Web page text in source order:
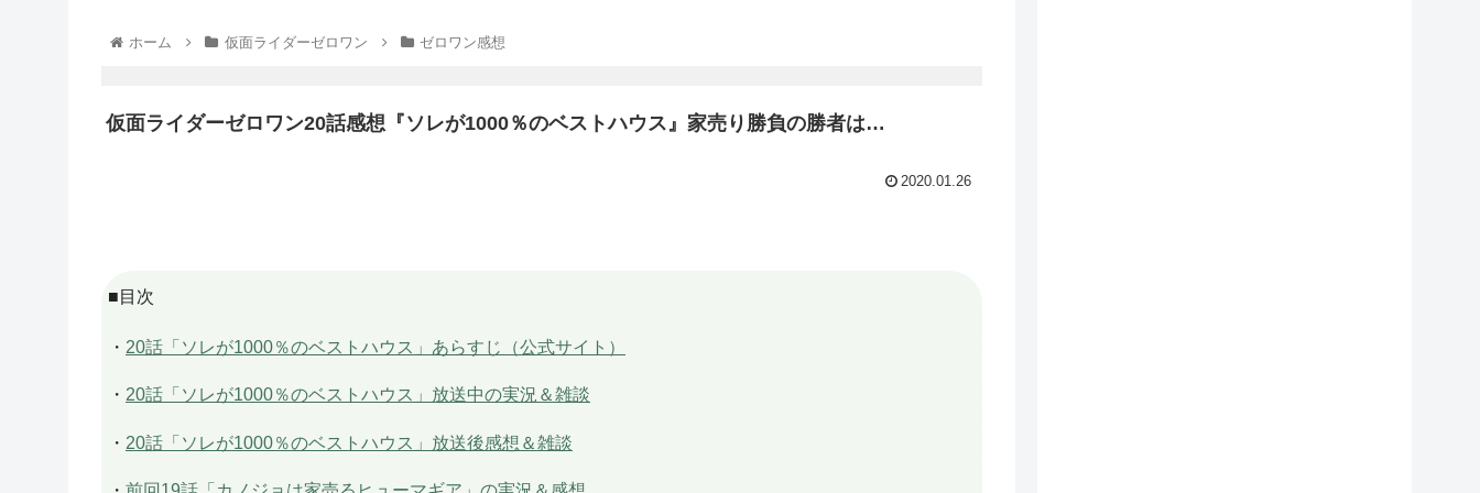
ホーム 仮面ライダーゼロワン ゼロワン感想
仮面ライダーゼロワン20話感想『ソレが1000％のベストハウス』家売り勝負の勝者は…
2020.01.26
■目次
・ 20話「ソレが1000％のベストハウス」あらすじ（公式サイト）
・ 20話「ソレが1000％のベストハウス」放送中の実況＆雑談
・ 20話「ソレが1000％のベストハウス」放送後感想＆雑談